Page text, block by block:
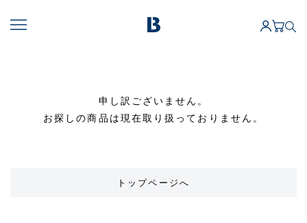
申し訳ございません。
お探しの商品は現在取り扱っておりません。
トップページへ